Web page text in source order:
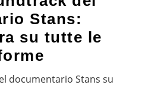
Stans:
su tutte le
documentario Stans su